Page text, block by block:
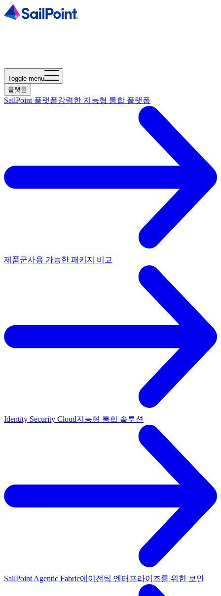
Toggle menu
플랫폼
SailPoint 플랫폼강력한 지능형 통합 플랫폼
제품군사용 가능한 패키지 비교
Identity Security Cloud지능형 통합 솔루션
SailPoint Agentic Fabric에이전틱 엔터프라이즈를 위한 보안